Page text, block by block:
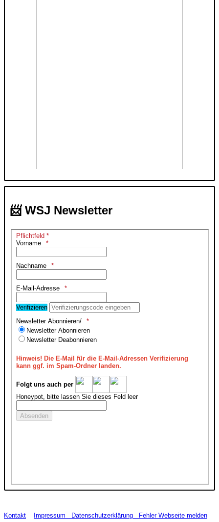
📨 WSJ Newsletter
Pflichtfeld *
Vorname
Nachname
E-Mail-Adresse
Verifizieren
Newsletter Abonnieren/
Newsletter Abonnieren
Newsletter Deabonnieren
Hinweis! Die E-Mail für die E-Mail-Adressen Verifizierung
kann ggf. im Spam-Ordner landen.
Folgt uns auch per
Honeypot, bitte lassen Sie dieses Feld leer
Kontakt Impressum Datenschutzerklärung Fehler Webseite melden